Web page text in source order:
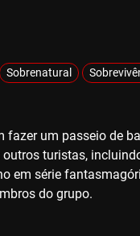
Sobrenatural
fazer um passeio de
turistas,
em série
do grupo.